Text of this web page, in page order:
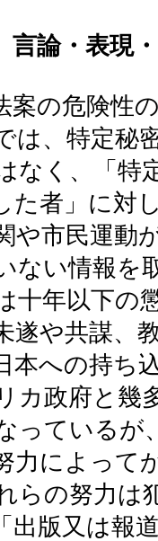
論・表現・
の危険性
は、特定秘
なく、「特
た者」に対
や市民運動
ない情報を
十年以下の
遂や共謀、
本への持ち
カ政府と幾
っているが
力によって
らの努力は
版又は報